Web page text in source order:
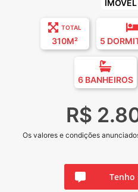
IMÓVEL
TOTAL
310M² 5
6 BANHEIROS
R$
Os valores e condições
Tenho